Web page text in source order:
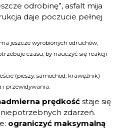
odrobinę”, asfalt mija
daje poczucie pełnej
jeszcze wyrobionych odruchów,
czasu, by nauczyć się reakcji
(pieszy, samochód, krawężnik)
i przewidywania.
prędkość staje się
zdarzeń.
ograniczyć maksymalną